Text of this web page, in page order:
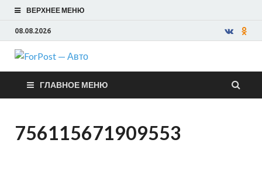
ВЕРХНЕЕ МЕНЮ
08.08.2026
ForPost —
Авто
ГЛАВНОЕ МЕНЮ
756115671909553